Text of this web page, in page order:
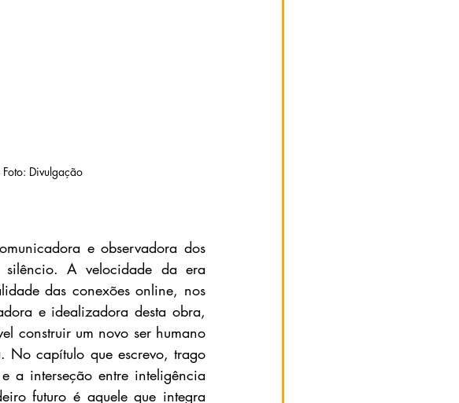
Divulgação
e observadora dos
silêncio. A velocidade da era
das conexões online, nos
e idealizadora desta obra,
construir um novo ser humano
No capítulo que escrevo, trago
a interseção entre inteligência
futuro é aquele que integra